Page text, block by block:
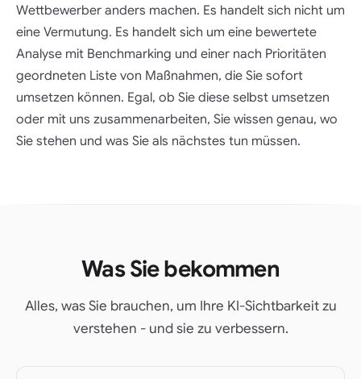
Wettbewerber anders machen. Es handelt sich nicht um
eine Vermutung. Es handelt sich um eine bewertete
Analyse mit Benchmarking und einer nach Prioritäten
geordneten Liste von Maßnahmen, die Sie sofort
umsetzen können. Egal, ob Sie diese selbst umsetzen
oder mit uns zusammenarbeiten, Sie wissen genau, wo
Sie stehen und was Sie als nächstes tun müssen.
Was Sie bekommen
Alles, was Sie brauchen, um Ihre KI-Sichtbarkeit zu
verstehen - und sie zu verbessern.